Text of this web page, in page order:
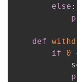
else :
def
if
0